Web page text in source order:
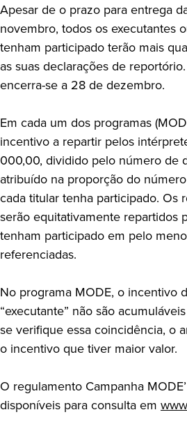
Apesar de o prazo para entrega
novembro, todos os executantes
tenham participado terão mais
as suas declarações de
encerra-se a 28 de dezembro.
Em cada um dos programas
incentivo a repartir pelos
000,00, dividido pelo número de
atribuído na proporção do
cada titular tenha participado.
serão equitativamente repartidos
tenham participado em pelo
referenciadas.
No programa MODE, o incentivo
“executante” não são
se verifique essa coincidência, o
o incentivo que tiver maior valor.
O regulamento Campanha
disponíveis para consulta em